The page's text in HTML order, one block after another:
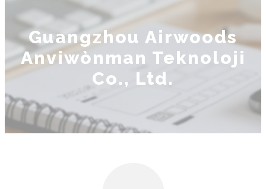
Guangzhou Airwoods
Anviwònman Teknoloji
Co., Ltd.